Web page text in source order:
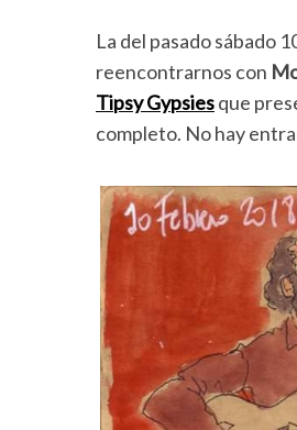
La del pasado sábado
reencontrarnos con
Tipsy Gypsiesque
completo. No hay